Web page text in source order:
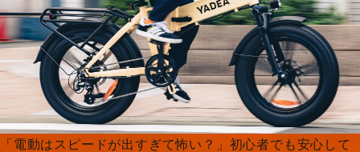
「電動はスピードが出すぎて怖い？」初心者でも安心して